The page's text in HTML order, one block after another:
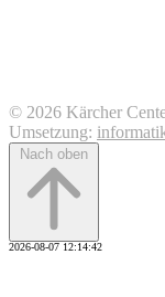
© 2026 Kärcher
Umsetzung:
Nach oben
2026-08-07 12:14:42